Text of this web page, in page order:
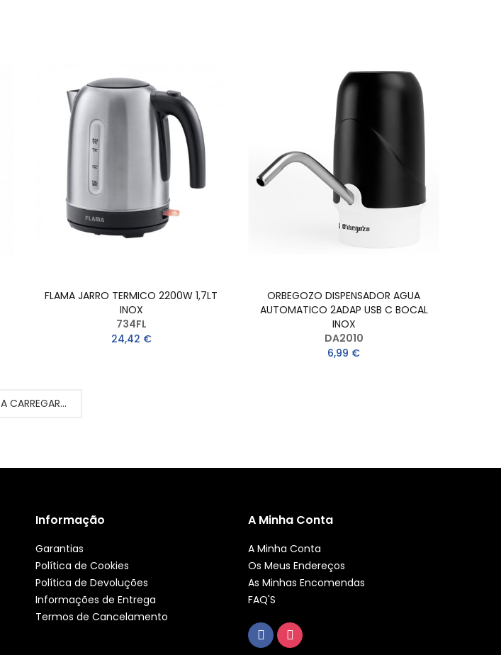
FLAMA JARRO TERMICO 2200W 1,7LT
INOX
734FL
24,42 €
ORBEGOZO DISPENSADOR AGUA
AUTOMATICO 2ADAP USB C BOCAL
INOX
DA2010
6,99 €
A CARREGAR...
Informação
Garantias
Política de Cookies
Política de Devoluções
Informações de Entrega
Termos de Cancelamento
A Minha Conta
A Minha Conta
Os Meus Endereços
As Minhas Encomendas
FAQ'S